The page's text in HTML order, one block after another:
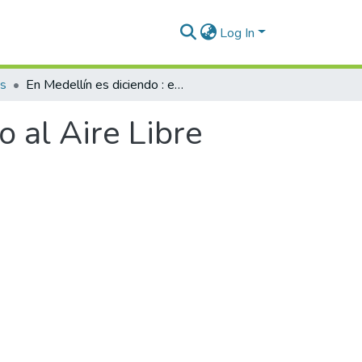
Log In
En Medellín es diciendo : en que va el Teatro al Aire Libre Carlos Vieco
al Aire Libre